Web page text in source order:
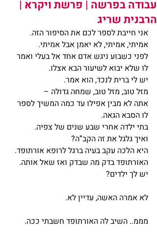
עבודה בפרשה | פרשת ויקרא |
הרבנית שריג
אני חייבת לספר לכם את הסיפור הזה.
אמיתי, אמיתי, לא יאמן אבל אמיתי.
לפני כשבוע ניגש אדם אחד אל בעלי ואמר
לו שלא יבוא לשיעור הבא אצלו.
יש לי ברית לנכד, הוא אמר.
מזל טוב, מזל טוב, שמחה גדולה –
אתה לא מבין אפילו עד כמה המשיך לספר
לו הסבא הגאה.
בתי ילדה אחרי שבע שנים של צפיה.
ואיך גלגל את זה הקב”ה?
היא הלכה עקב בעיה ברגל לרופא אורתופד.
האורתופד בדק מה שבדק ואז שאל אותה.
יש לך ילדים?
לא אמרה האשה, עדיין לא.
מממ.. השיב לה האורתופד חשבתי ככה.